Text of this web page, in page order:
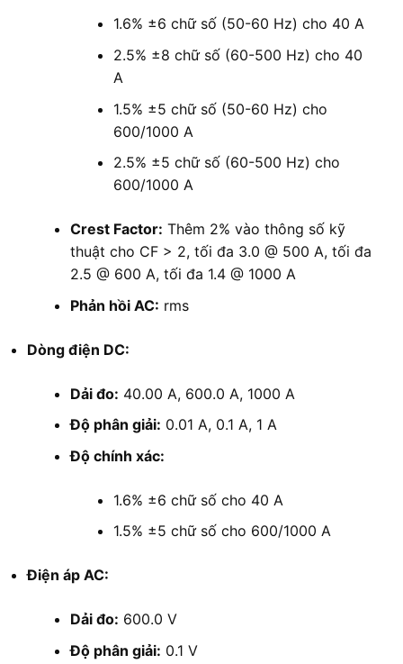
1.6% ±6 chữ số (50-60 Hz) cho 40 A
2.5% ±8 chữ số (60-500 Hz) cho 40
A
1.5% ±5 chữ số (50-60 Hz) cho
600/1000 A
2.5% ±5 chữ số (60-500 Hz) cho
600/1000 A
Crest Factor: Thêm 2% vào thông số kỹ
thuật cho CF > 2, tối đa 3.0 @ 500 A, tối đa
2.5 @ 600 A, tối đa 1.4 @ 1000 A
Phản hồi AC: rms
Dòng điện DC:
Dải đo: 40.00 A, 600.0 A, 1000 A
Độ phân giải: 0.01 A, 0.1 A, 1 A
Độ chính xác:
1.6% ±6 chữ số cho 40 A
1.5% ±5 chữ số cho 600/1000 A
Điện áp AC:
Dải đo: 600.0 V
Độ phân giải: 0.1 V